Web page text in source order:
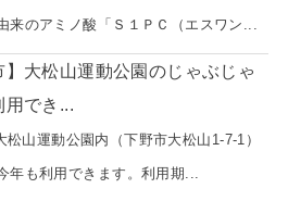
来のアミノ酸「Ｓ１ＰＣ（エスワン...
】大松山運動公園のじゃぶじゃ
用でき...
松山運動公園内（下野市大松山1-7-1）
年も利用できます。利用期...